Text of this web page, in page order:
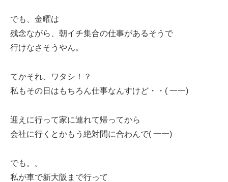
でも、金曜は
残念ながら、朝イチ集合の仕事があるそうで
行けなさそうやん。
てかそれ、ワタシ！？
私もその日はもちろん仕事なんすけど・・( 一一)
迎えに行って家に連れて帰ってから
会社に行くとかもう絶対間に合わんで( 一一)
でも。。
私が車で新大阪まで行って